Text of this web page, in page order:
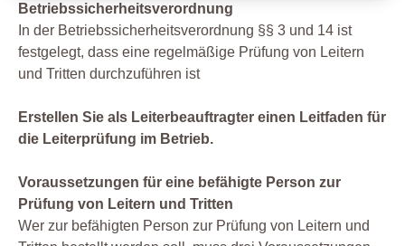
Betriebssicherheitsverordnung
In der Betriebssicherheitsverordnung §§ 3 und 14 ist
festgelegt, dass eine regelmäßige Prüfung von Leitern
und Tritten durchzuführen ist
Erstellen Sie als Leiterbeauftragter einen Leitfaden für
die Leiterprüfung im Betrieb.
Voraussetzungen für eine befähigte Person zur
Prüfung von Leitern und Tritten
Wer zur befähigten Person zur Prüfung von Leitern und